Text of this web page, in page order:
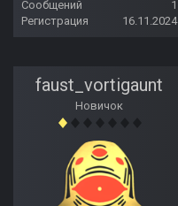
Сообщений
1
Регистрация
16.11.2024
faust_vortigaunt
Новичок